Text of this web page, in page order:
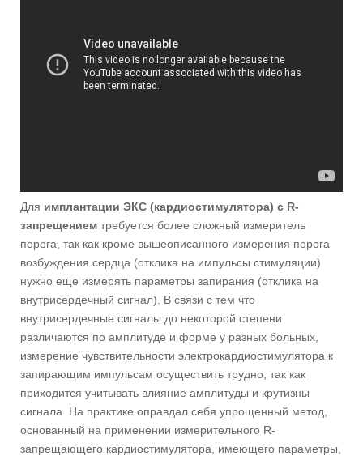
Для имплантации ЭКС (кардиостимулятора) с R-
запрещением требуется более сложный измеритель
порога, так как кроме вышеописанного измерения порога
возбуждения сердца (отклика на импульсы стимуляции)
нужно еще измерять параметры запирания (отклика на
внутрисердечный сигнал). В связи с тем что
внутрисердечные сигналы до некоторой степени
различаются по амплитуде и форме у разных больных,
измерение чувствительности электрокардиостимулятора к
запирающим импульсам осуществить трудно, так как
приходится учитывать влияние амплитуды и крутизны
сигнала. На практике оправдал себя упрощенный метод,
основанный на применении измерительного R-
запрещающего кардиостимулятора, имеющего параметры,